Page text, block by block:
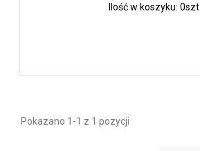
Ilość w koszyku: 0szt.
Pokazano 1-1 z 1 pozycji